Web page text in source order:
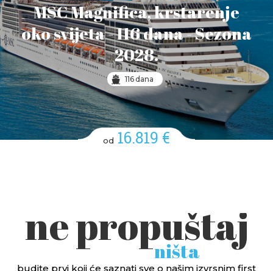
MSC Magnifica, krstarenje
oko svijeta - 116 dana - Sezona
2028.
116 dana
od 16.819 €
ne propuštaj
ništa
budite prvi koji će saznati sve o našim izvrsnim first